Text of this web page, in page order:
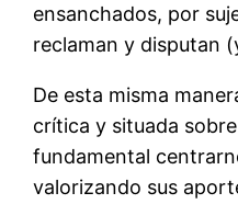
ensanchados, por
reclaman y disputan
De esta misma
crítica y situada
fundamental
valorizando sus